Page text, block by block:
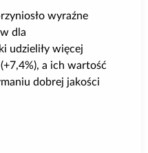
wyraźne
dla
udzieliły więcej
a ich wartość
dobrej jakości
kredytowy - Mikrofirmy